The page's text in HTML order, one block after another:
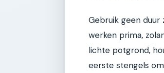
Gebruik geen duur
werken prima,
lichte potgrond,
eerste stengels